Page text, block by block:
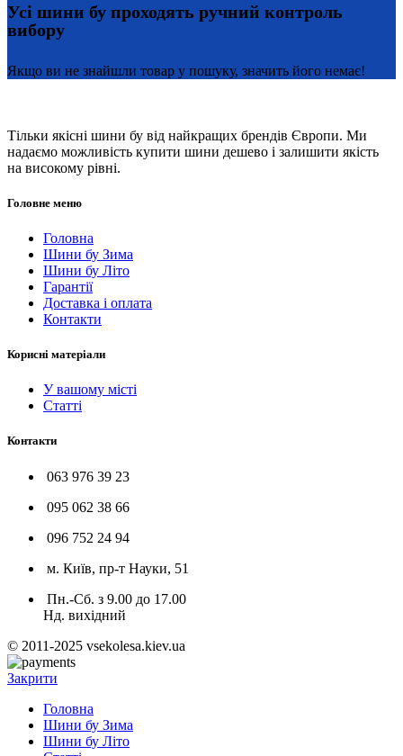
Усі шини бу проходять ручний контроль
вибору
Якщо ви не знайшли товар у пошуку, значить його немає!
Тільки якісні шини бу від найкращих брендів Європи. Ми
надаємо можливість купити шини дешево і залишити якість
на високому рівні.
Головне меню
Головна
Шини бу Зима
Шини бу Літо
Гарантії
Доставка і оплата
Контакти
Корисні матеріали
У вашому місті
Статті
Контакти
063 976 39 23
095 062 38 66
096 752 24 94
м. Київ, пр-т Науки, 51
Пн.-Сб. з 9.00 до 17.00
Нд. вихідний
© 2011-2025 vsekolesa.kiev.ua
Закрити
Головна
Шини бу Зима
Шини бу Літо